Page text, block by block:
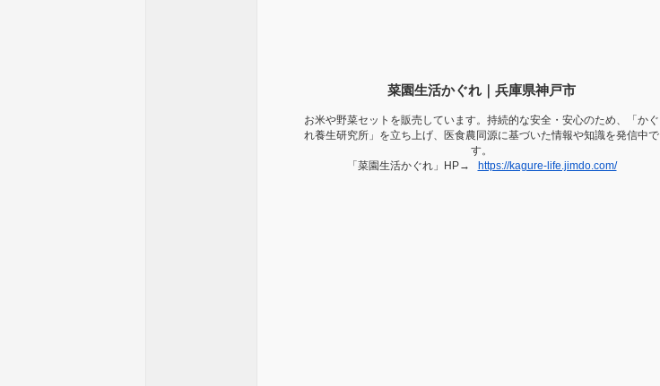
菜園生活かぐれ｜兵庫県神戸市
お米や野菜セットを販売しています。持続的な安全・安心のため、「かぐ
れ養生研究所」を立ち上げ、医食農同源に基づいた情報や知識を発信中で
す。
「菜園生活かぐれ」HP→
https://kagure-life.jimdo.com/